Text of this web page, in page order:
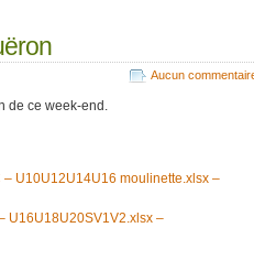
Aucun
de ce week-end.
U10U12U14U16 moulinette.xlsx –
U16U18U20SV1V2.xlsx –